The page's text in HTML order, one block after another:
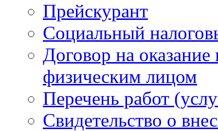
Прейскурант
Социальный
Договор на
физическим лицом
Перечень работ
Свидетельство о